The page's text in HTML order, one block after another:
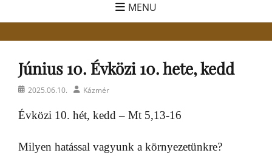
MENU
Június 10. Évközi 10. hete, kedd
Posted2025.06.10. AuthorKázmér
Évközi 10. hét, kedd – Mt 5,13-16
Milyen hatással vagyunk a környezetünkre?